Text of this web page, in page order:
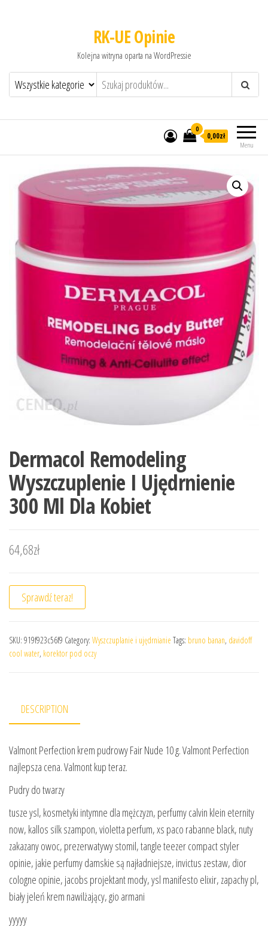
RK-UE Opinie
Kolejna witryna oparta na WordPressie
Menu
0
0,00zł
Dermacol Remodeling
Wyszczuplenie I Ujędrnienie
300 Ml Dla Kobiet
64,68zł
Sprawdź teraz!
SKU: 919f923c56f9 Category: Wyszczuplanie i ujędrnianie Tags: bruno banan, davidoff
cool water, korektor pod oczy
DESCRIPTION
Valmont Perfection krem pudrowy Fair Nude 10 g. Valmont Perfection
najlepsza cena. Valmont kup teraz.
Pudry do twarzy
tusze ysl, kosmetyki intymne dla mężczyzn, perfumy calvin klein eternity
now, kallos silk szampon, violetta perfum, xs paco rabanne black, nuty
zakazany owoc, prezerwatywy stomil, tangle teezer compact styler
opinie, jakie perfumy damskie są najładniejsze, invictus zestaw, dior
cologne opinie, jacobs projektant mody, ysl manifesto elixir, zapachy pl,
biały jeleń krem nawilżający, gio armani
yyyyy